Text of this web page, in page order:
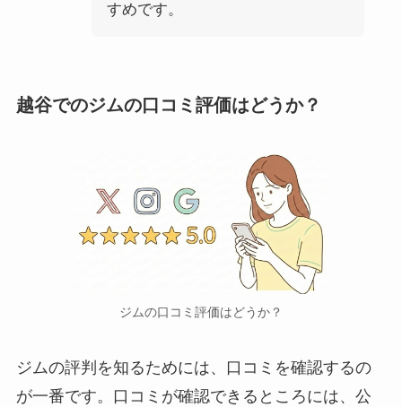
すめです。
越谷でのジムの口コミ評価はどうか？
ジムの口コミ評価はどうか？
ジムの評判を知るためには、口コミを確認するの
が一番です。口コミが確認できるところには、公